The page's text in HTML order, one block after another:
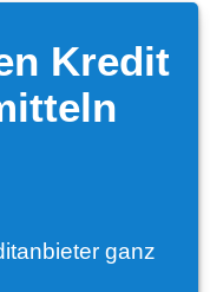
Kredit
ganz